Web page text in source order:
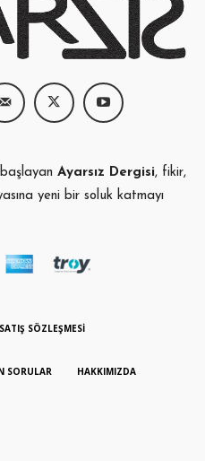
Ayarsız Dergisi, fikir,
yeni bir soluk katmayı
SÖZLEŞMESI
SORULAR HAKKIMIZDA